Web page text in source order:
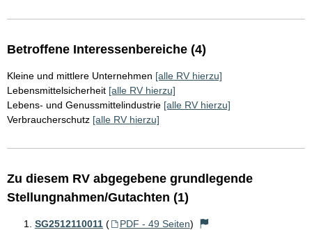
Betroffene Interessenbereiche (4)
Kleine und mittlere Unternehmen [alle RV hierzu]
Lebensmittelsicherheit [alle RV hierzu]
Lebens- und Genussmittelindustrie [alle RV hierzu]
Verbraucherschutz [alle RV hierzu]
Zu diesem RV abgegebene grundlegende
Stellungnahmen/Gutachten (1)
SG2512110011 ( PDF - 49 Seiten)